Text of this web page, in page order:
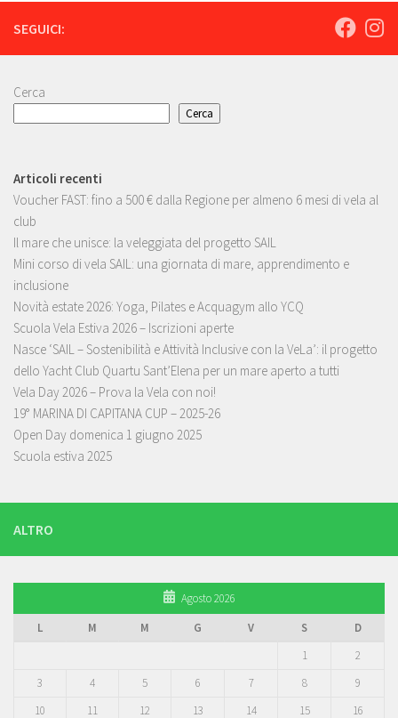
SEGUICI:
Cerca
Cerca
Articoli recenti
Voucher FAST: fino a 500 € dalla Regione per almeno 6 mesi di vela al
club
Il mare che unisce: la veleggiata del progetto SAIL
Mini corso di vela SAIL: una giornata di mare, apprendimento e
inclusione
Novità estate 2026: Yoga, Pilates e Acquagym allo YCQ
Scuola Vela Estiva 2026 – Iscrizioni aperte
Nasce ‘SAIL – Sostenibilità e Attività Inclusive con la VeLa’: il progetto
dello Yacht Club Quartu Sant’Elena per un mare aperto a tutti
Vela Day 2026 – Prova la Vela con noi!
19° MARINA DI CAPITANA CUP – 2025-26
Open Day domenica 1 giugno 2025
Scuola estiva 2025
ALTRO
Agosto 2026
L
M M G V S
D
1
2
3
4 5 6 7 8
9
10
11 12 13 14 15
16